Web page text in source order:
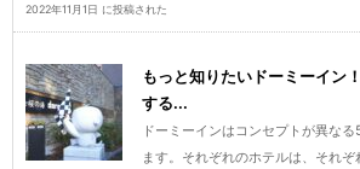
2022年11月1日 に投稿された
もっと知りたいドーミーイン
する...
ドーミーインはコンセプトが異な
ます。それぞれのホテルは、それ